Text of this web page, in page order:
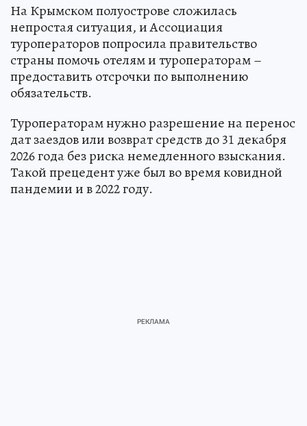
На Крымском полуострове сложилась
непростая ситуация, и Ассоциация
туроператоров попросила правительство
страны помочь отелям и туроператорам –
предоставить отсрочки по выполнению
обязательств.
Туроператорам нужно разрешение на перенос
дат заездов или возврат средств до 31 декабря
2026 года без риска немедленного взыскания.
Такой прецедент уже был во время ковидной
пандемии и в 2022 году.